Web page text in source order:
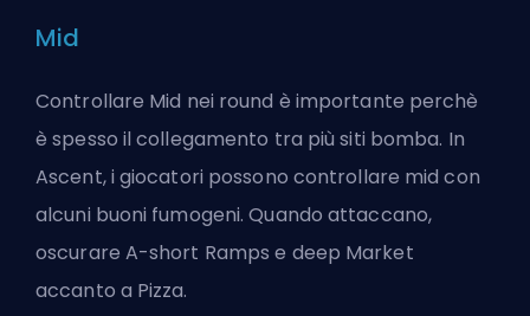
Mid
Controllare Mid nei round è importante perchè
è spesso il collegamento tra più siti bomba. In
Ascent, i giocatori possono controllare mid con
alcuni buoni fumogeni. Quando attaccano,
oscurare A-short Ramps e deep Market
accanto a Pizza.